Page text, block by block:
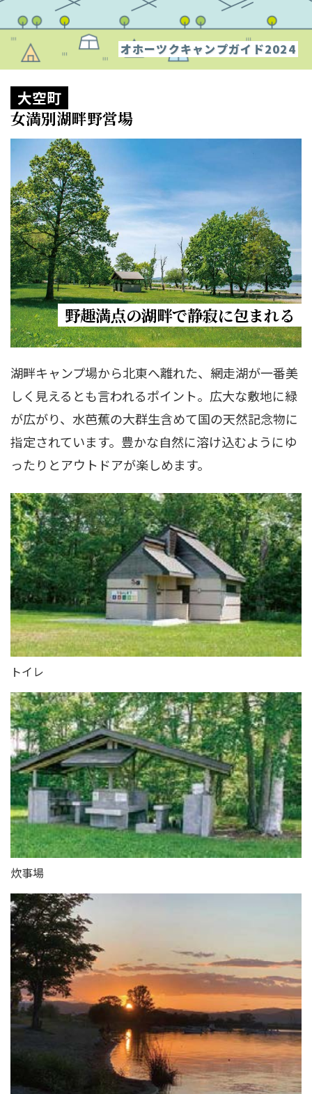
オホーツクキャンプガイド2024
大空町
女満別湖畔野営場
野趣満点の湖畔で静寂に包まれる
湖畔キャンプ場から北東へ離れた、網走湖が一番美
しく見えるとも言われるポイント。広大な敷地に緑
が広がり、水芭蕉の大群生含めて国の天然記念物に
指定されています。豊かな自然に溶け込むようにゆ
ったりとアウトドアが楽しめます。
トイレ
炊事場